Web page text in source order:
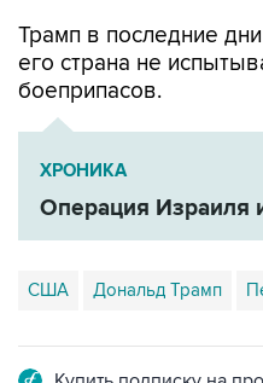
Трамп в последние
его страна не
боеприпасов.
ХРОНИКА
Операция Израиля
США Дональд Трамп